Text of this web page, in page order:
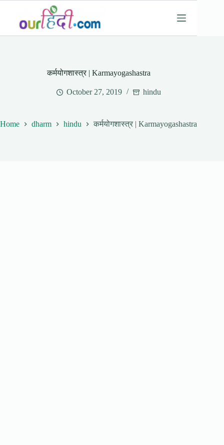
content
कर्मयोगशास्त्र | Karmayogashastra
October 27, 2019 hindu
Home dharm hindu कर्मयोगशास्त्र | Karmayogashastra